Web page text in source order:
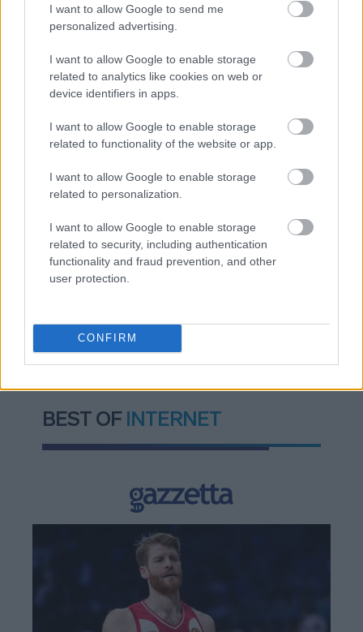
I want to allow Google to send me
personalized advertising.
I want to allow Google to enable storage
related to analytics like cookies on web or
device identifiers in apps.
I want to allow Google to enable storage
related to functionality of the website or app.
I want to allow Google to enable storage
related to personalization.
I want to allow Google to enable storage
related to security, including authentication
functionality and fraud prevention, and other
user protection.
CONFIRM
Διαβάζονται αυτή τη στιγμή
Ανασφάλιστα οχήματα: Στο «ψηφιακό κόσκινο»
Μετά την επιτυχία των καθαρών οικοπέδων, ας
τολμήσουμε τα «καθαρά χωράφια» και
Η χώρα που ζει το δημογραφικό μας μέλλον
της μέχρι το 2070
Χρυσός
BEST OF INTERNET